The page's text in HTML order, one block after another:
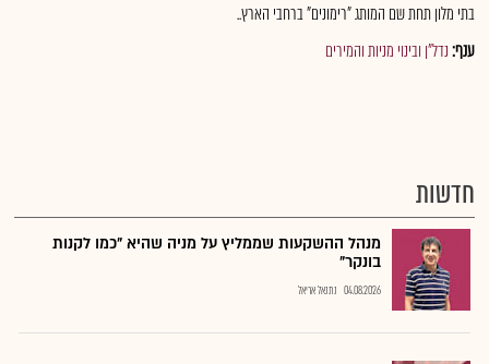
בתי מלון תחת שם המותג "רימונים" ברחבי הארץ..
ענף:נדל"ן ובינוי מניות והמירים
חדשות
מנהל ההשקעות שממליץ על מניה שהיא "כמו לקנות
בונקר"
04.08.2026 נתנאל אריאל